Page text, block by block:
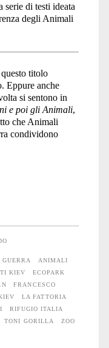
serie di testi ideata
degli Animali
titolo
Eppure anche
si sentono in
e poi gli Animali,
che Animali
condividono
ANIMALI
KIEV
ECOPARK
FRANCESCO
LA FATTORIA
RIFUGIO ITALIA
TONI GORILLA
ZOO